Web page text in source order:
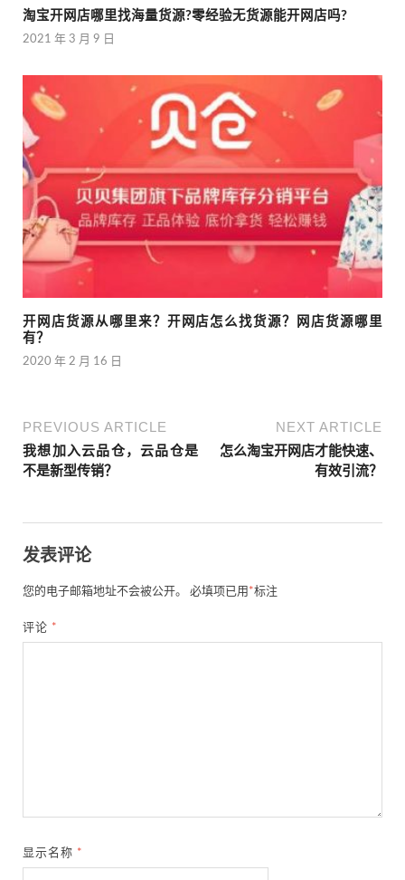
淘宝开网店哪里找海量货源?零经验无货源能开网店吗?
2021 年 3 月 9 日
开网店货源从哪里来？开网店怎么找货源？网店货源哪里
有？
2020 年 2 月 16 日
PREVIOUS ARTICLE
我想加入云品仓，云品仓是
不是新型传销？
NEXT ARTICLE
怎么淘宝开网店才能快速、
有效引流？
发表评论
您的电子邮箱地址不会被公开。 必填项已用 *标注
评论 *
显示名称 *